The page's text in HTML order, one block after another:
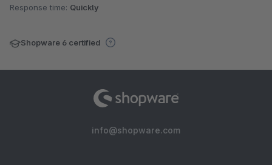
Response time: Quickly
Shopware 6 certified
info@shopware.com